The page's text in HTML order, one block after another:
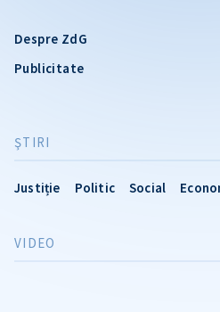
Despre ZdG
Publicitate
ŞTIRI
Justiție Politic Social
VIDEO